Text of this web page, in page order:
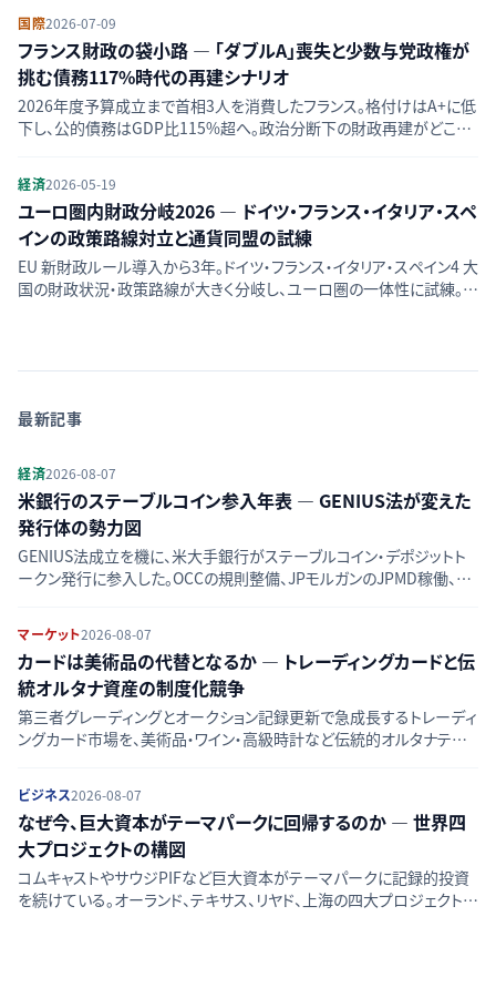
国際2026-07-09
フランス財政の袋小路 — 「ダブルA」喪失と少数与党政権が
挑む債務117%時代の再建シナリオ
2026年度予算成立まで首相3人を消費したフランス。格付けはA+に低
下し、公的債務はGDP比115%超へ。政治分断下の財政再建がどこま
経済2026-05-19
ユーロ圏内財政分岐2026 — ドイツ・フランス・イタリア・スペ
インの政策路線対立と通貨同盟の試練
EU 新財政ルール導入から3年。ドイツ・フランス・イタリア・スペイン4 大
国の財政状況・政策路線が大きく分岐し、ユーロ圏の一体性に試練。各
最新記事
経済2026-08-07
米銀行のステーブルコイン参入年表 — GENIUS法が変えた
発行体の勢力図
GENIUS法成立を機に、米大手銀行がステーブルコイン・デポジットト
ークン発行に参入した。OCCの規則整備、JPモルガンのJPMD稼働、銀
マーケット2026-08-07
カードは美術品の代替となるか — トレーディングカードと伝
統オルタナ資産の制度化競争
第三者グレーディングとオークション記録更新で急成長するトレーディ
ングカード市場を、美術品・ワイン・高級時計など伝統的オルタナティブ
ビジネス2026-08-07
なぜ今、巨大資本がテーマパークに回帰するのか — 世界四
大プロジェクトの構図
コムキャストやサウジPIFなど巨大資本がテーマパークに記録的投資
を続けている。オーランド、テキサス、リヤド、上海の四大プロジェクトか